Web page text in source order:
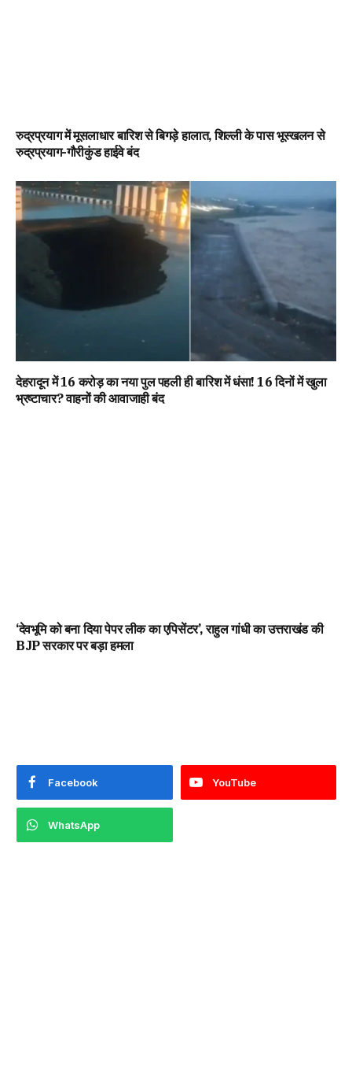
रुद्रप्रयाग में मूसलाधार बारिश से बिगड़े हालात, शिल्ली के पास भूस्खलन से
रुद्रप्रयाग-गौरीकुंड हाईवे बंद
देहरादून में 16 करोड़ का नया पुल पहली ही बारिश में धंसा! 16 दिनों में खुला
भ्रष्टाचार? वाहनों की आवाजाही बंद
‘देवभूमि को बना दिया पेपर लीक का एपिसेंटर’, राहुल गांधी का उत्तराखंड की
BJP सरकार पर बड़ा हमला
Facebook YouTube
WhatsApp